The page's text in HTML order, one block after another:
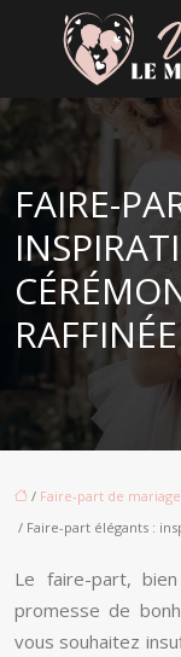
FAIRE-
RAFFINÉE
/ Faire-part de mariage
/ Faire-part élégants :
Le faire-part,
promesse de
vous souhaitez